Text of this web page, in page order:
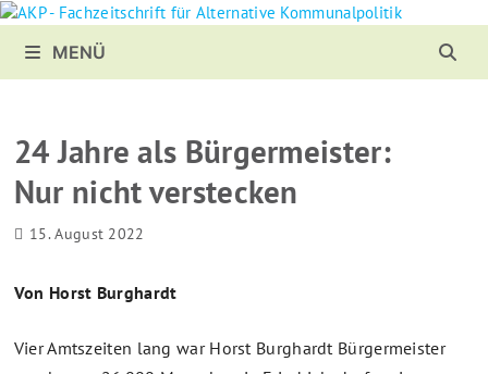
Zurück
Inhalt
MENÜ
24 Jahre als Bürgermeister:
Nur nicht verstecken
15. August 2022
Von Horst Burghardt
Vier Amtszeiten lang war Horst Burghardt Bürgermeister